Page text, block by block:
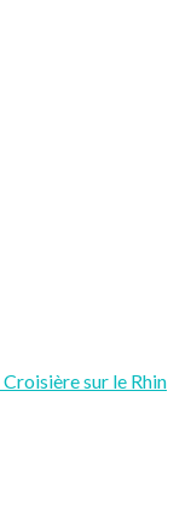
Croisière sur le Rhin